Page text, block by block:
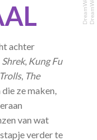
achter
Shrek, Kung Fu
Trolls, The
ze maken,
van wat
verder te